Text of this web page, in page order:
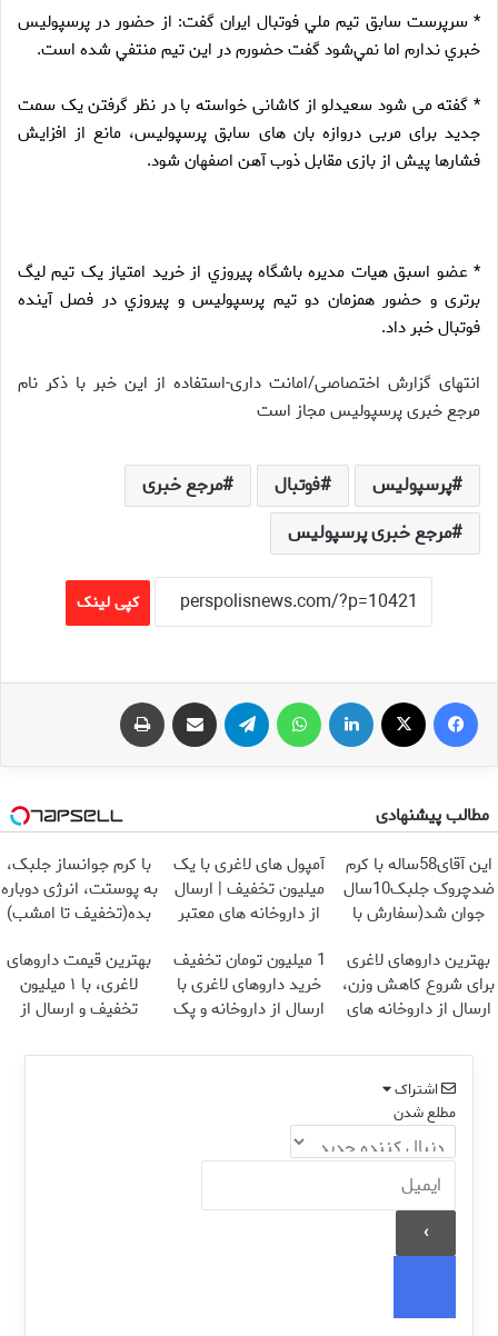
* سرپرست سابق تيم ملي فوتبال ايران گفت: از حضور در پرسپوليس
خبري ندارم اما نمي‌شود گفت حضورم در اين تيم منتفي شده است.
* گفته می شود سعیدلو از کاشانی خواسته با در نظر گرفتن یک سمت
جدید برای مربی دروازه بان های سابق پرسپولیس، مانع از افزایش
فشارها پیش از بازی مقابل ذوب آهن اصفهان شود.
* عضو اسبق هيات مديره باشگاه پيروزي از خرید امتیاز یک تیم لیگ
برتری و حضور همزمان دو تيم پرسپوليس و پيروزي در فصل آينده
فوتبال خبر داد.
انتهای گزارش اختصاصی/امانت داری-استفاده از این خبر با ذکر نام
مرجع خبری پرسپولیس مجاز است
پرسپولیس فوتبال
مرجع خبری
مرجع خبری پرسپولیس
کپی لینک
فیس بوک لینکدین تلگرام اشتراک گذاری از طریق ایمیل
مطالب پیشنهادی
این آقای58ساله با کرم
ضدچروک جلبک10سال
جوان شد(سفارش با
آمپول های لاغری با یک
میلیون تخفیف | ارسال
از داروخانه های معتبر
با کرم جوانساز جلبک،
به پوستت، انرژی دوباره
بده(تخفیف تا امشب)
بهترین داروهای لاغری
برای شروع کاهش وزن،
ارسال از داروخانه های
1 میلیون تومان تخفیف
خرید داروهای لاغری با
ارسال از داروخانه و پک
بهترین قیمت داروهای
لاغری، با ۱ میلیون
تخفیف و ارسال از
اشتراک
مطلع شدن